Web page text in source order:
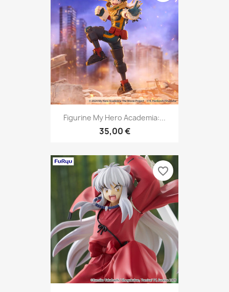
Figurine My Hero Academia:...
35,00 €
favorite_border